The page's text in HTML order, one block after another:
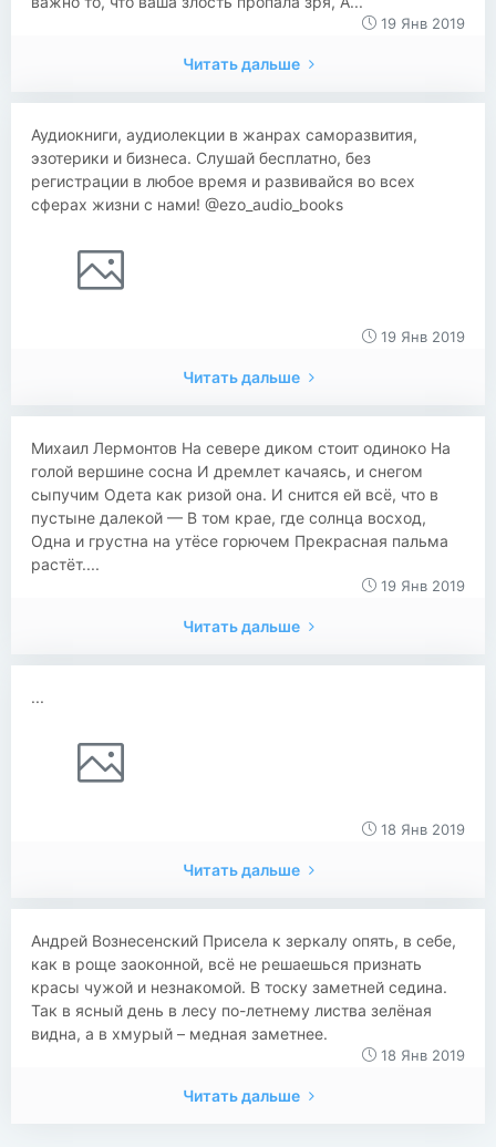
19 Янв 2019
Читать дальше
Аудиокниги, аудиолекции в жанрах саморазвития,
эзотерики и бизнеса. Слушай бесплатно, без
регистрации в любое время и развивайся во всех
сферах жизни с нами! @ezo_audio_books
19 Янв 2019
Читать дальше
Михаил Лермонтов На севере диком стоит одиноко На
голой вершине сосна И дремлет качаясь, и снегом
сыпучим Одета как ризой она. И снится ей всё, что в
пустыне далекой — В том крае, где солнца восход,
Одна и грустна на утёсе горючем Прекрасная пальма
растёт....
19 Янв 2019
Читать дальше
...
18 Янв 2019
Читать дальше
Андрей Вознесенский Присела к зеркалу опять, в себе,
как в роще заоконной, всё не решаешься признать
красы чужой и незнакомой. В тоску заметней седина.
Так в ясный день в лесу по-летнему листва зелёная
видна, а в хмурый – медная заметнее.
18 Янв 2019
Читать дальше